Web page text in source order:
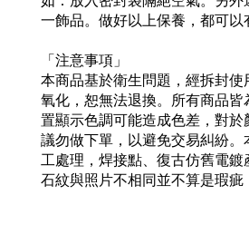
一飾品。做好以上保養，都可以
「注意事項」
本商品基於衛生問題，經拆封
氧化，恕無法退換。所有商品皆
置顯示色調可能造成色差，對於
議勿做下單，以避免交易糾紛
工處理，焊接點、復古仿舊電
石紋與照片不相同並不算是瑕疵